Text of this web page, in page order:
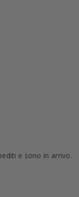
e sono in arrivo.